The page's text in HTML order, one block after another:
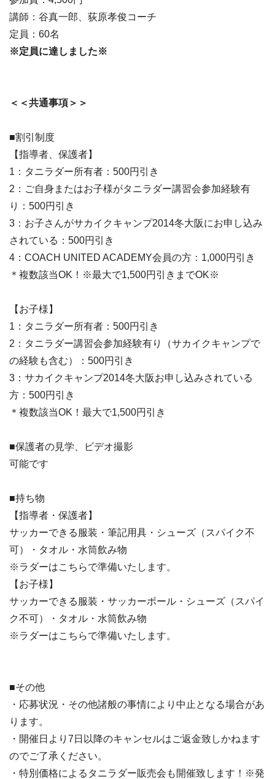
講師：谷真一郎、荻原孝俊コーチ
定員：60名
※定員に達しました※
＜＜共通事項＞＞
■割引制度
【指導者、保護者】
1：タニラダー所有者：500円引き
2：ご自身またはお子様がタニラダー講習会参加経験有
り：500円引き
3：お子さんがサカイクキャンプ2014冬大阪にお申し込み
されている：500円引き
4：COACH UNITED ACADEMY会員の方：1,000円引き
＊複数該当OK！※最大で1,500円引きまでOK※
【お子様】
1：タニラダー所有者：500円引き
2：タニラダー講習会参加経験有り（サカイクキャンプで
の経験も含む）：500円引き
3：サカイクキャンプ2014冬大阪お申し込みされている
方：500円引き
＊複数該当OK！最大で1,500円引き
■保護者の見学、ビデオ撮影
可能です
■持ち物
【指導者・保護者】
サッカーできる服装・筆記用具・シューズ（スパイク不
可）・タオル・水筒飲み物
※ラダーはこちらで準備いたします。
【お子様】
サッカーできる服装・サッカーボール・シューズ（スパイ
ク不可）・タオル・水筒飲み物
※ラダーはこちらで準備いたします。
■その他
・応募状況・その他諸般の事情により中止となる場合があ
ります。
・開催日より7日以降のキャンセルはご返金致しかねます
のでご了承ください。
・特別価格によるタニラダー販売会も開催致します！※発